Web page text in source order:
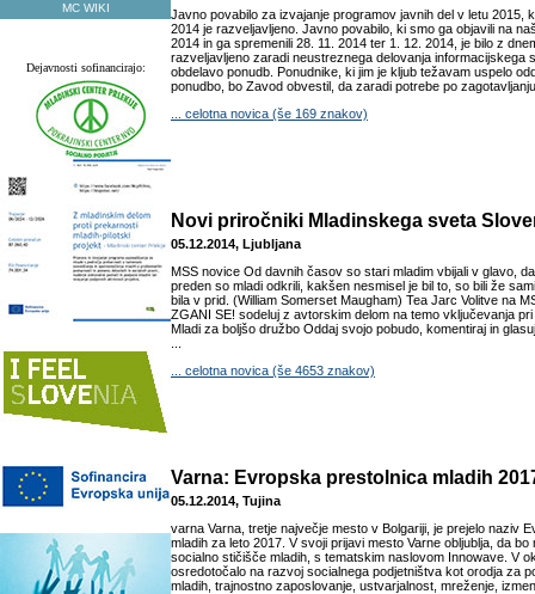
MC WIKI
Dejavnosti sofinancirajo:
Javno povabilo za izvajanje programov javnih del v letu 2015,
2014 je razveljavljeno. Javno povabilo, ki smo ga objavili na
2014 in ga spremenili 28. 11. 2014 ter 1. 12. 2014, je bilo z
razveljavljeno zaradi neustreznega delovanja informacijskega
obdelavo ponudb. Ponudnike, ki jim je kljub težavam uspelo
ponudbo, bo Zavod obvestil, da zaradi potrebe po
... celotna novica (še 169 znakov)
Novi priročniki Mladinskega sveta
05.12.2014, Ljubljana
MSS novice Od davnih časov so stari mladim vbijali v glavo,
preden so mladi odkrili, kakšen nesmisel je bil to, so bili že
bila v prid. (William Somerset Maugham) Tea Jarc Volitve na
ZGANI SE! sodeluj z avtorskim delom na temo vključevanja
Mladi za boljšo družbo Oddaj svojo pobudo, komentiraj in
... celotna novica (še 4653 znakov)
Varna: Evropska prestolnica mladih
05.12.2014, Tujina
varna Varna, tretje največje mesto v Bolgariji, je prejelo naziv
mladih za leto 2017. V svoji prijavi mesto Varne obljublja, da bo
socialno stičišče mladih, s tematskim naslovom Innowave. V
osredotočalo na razvoj socialnega podjetništva kot orodja za
mladih, trajnostno zaposlovanje, ustvarjalnost, mreženje,